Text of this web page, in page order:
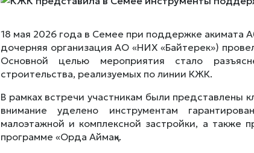
18 мая 2026 года в Семее при поддержке акимата
дочерняя организация АО «НИХ «Байтерек»)
Основной целью мероприятия стало
строительства, реализуемых по линии КЖК.
В рамках встречи участникам были
внимание уделено инструментам
малоэтажной и комплексной застройки, а также
программе «Орда Аймақ».